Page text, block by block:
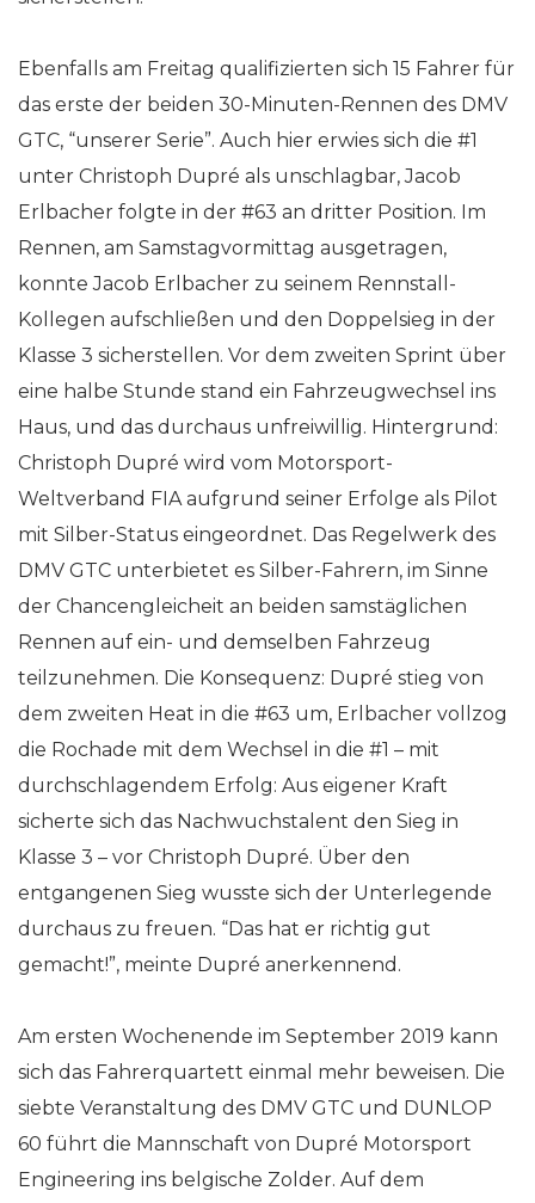
Ebenfalls am Freitag qualifizierten sich 15 Fahrer für
das erste der beiden 30-Minuten-Rennen des DMV
GTC, “unserer Serie”. Auch hier erwies sich die #1
unter Christoph Dupré als unschlagbar, Jacob
Erlbacher folgte in der #63 an dritter Position. Im
Rennen, am Samstagvormittag ausgetragen,
konnte Jacob Erlbacher zu seinem Rennstall-
Kollegen aufschließen und den Doppelsieg in der
Klasse 3 sicherstellen. Vor dem zweiten Sprint über
eine halbe Stunde stand ein Fahrzeugwechsel ins
Haus, und das durchaus unfreiwillig. Hintergrund:
Christoph Dupré wird vom Motorsport-
Weltverband FIA aufgrund seiner Erfolge als Pilot
mit Silber-Status eingeordnet. Das Regelwerk des
DMV GTC unterbietet es Silber-Fahrern, im Sinne
der Chancengleicheit an beiden samstäglichen
Rennen auf ein- und demselben Fahrzeug
teilzunehmen. Die Konsequenz: Dupré stieg von
dem zweiten Heat in die #63 um, Erlbacher vollzog
die Rochade mit dem Wechsel in die #1 – mit
durchschlagendem Erfolg: Aus eigener Kraft
sicherte sich das Nachwuchstalent den Sieg in
Klasse 3 – vor Christoph Dupré. Über den
entgangenen Sieg wusste sich der Unterlegende
durchaus zu freuen. “Das hat er richtig gut
gemacht!”, meinte Dupré anerkennend.
Am ersten Wochenende im September 2019 kann
sich das Fahrerquartett einmal mehr beweisen. Die
siebte Veranstaltung des DMV GTC und DUNLOP
60 führt die Mannschaft von Dupré Motorsport
Engineering ins belgische Zolder. Auf dem